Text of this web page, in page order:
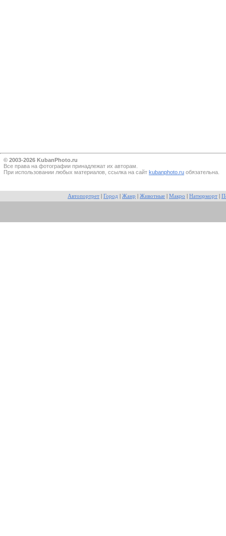
© 2003-2026 KubanPhoto.ru
Все прaва на фотографии принадлежат их авторам.
При использовании любых материалов, ссылка на сайт kubanphoto.ru обязательна.
Автопортрет Город Жанр Животные Макро Натюрморт